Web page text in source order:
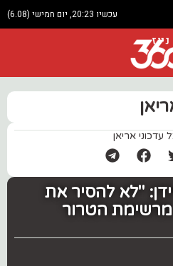
עכשיו 20:23, יום חמישי (6.08)
ניוז
עדכוני אריאן
"לא להסיר את
הטרור